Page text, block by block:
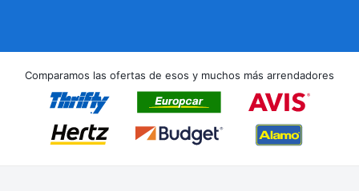
Comparamos las ofertas de esos y muchos más arrendadores